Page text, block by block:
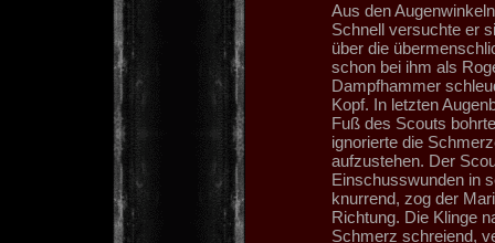
Aus den
Schnell versuchte er
über die
schon bei ihm als
Dampfhammer
Kopf. In letzten
Fuß des Scouts
ignorierte die
aufzustehen. Der
Einschusswunden in
knurrend, zog der
Richtung. Die Klinge
Schmerz schreiend,